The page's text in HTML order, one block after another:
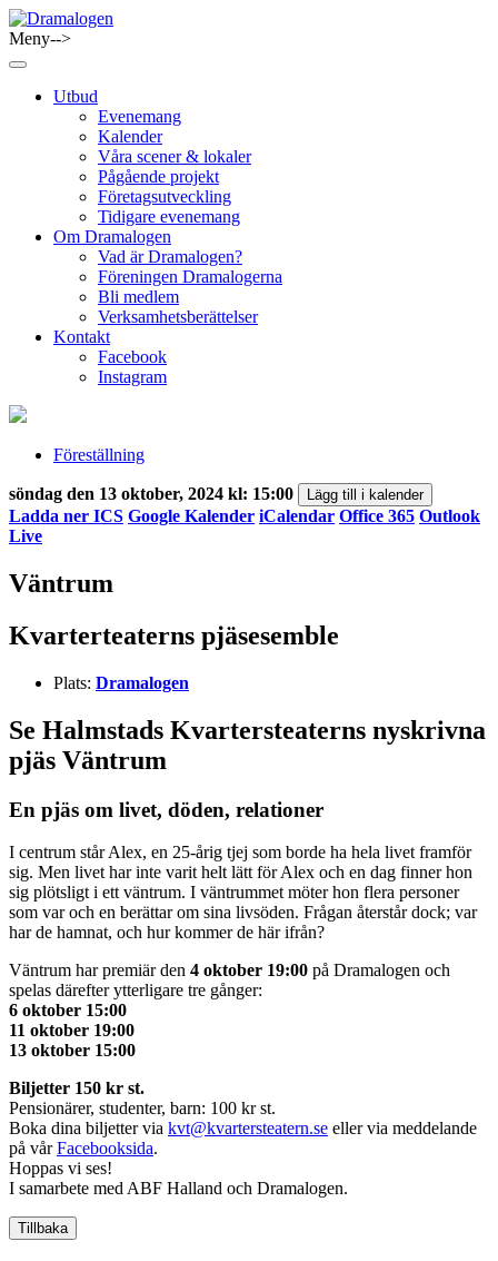
Skip
to
content
Meny-->
Utbud
Evenemang
Kalender
Våra scener & lokaler
Pågående projekt
Företagsutveckling
Tidigare evenemang
Om Dramalogen
Vad är Dramalogen?
Föreningen Dramalogerna
Bli medlem
Verksamhetsberättelser
Kontakt
Facebook
Instagram
Föreställning
söndag den 13 oktober, 2024 kl: 15:00 Lägg till i kalender
Ladda ner ICS Google Kalender iCalendar Office 365 Outlook
Live
Väntrum
Kvarterteaterns pjäsesemble
Plats: Dramalogen
Se Halmstads Kvartersteaterns nyskrivna
pjäs Väntrum
En pjäs om livet, döden, relationer
I centrum står Alex, en 25-årig tjej som borde ha hela livet framför
sig. Men livet har inte varit helt lätt för Alex och en dag finner hon
sig plötsligt i ett väntrum. I väntrummet möter hon flera personer
som var och en berättar om sina livsöden. Frågan återstår dock; var
har de hamnat, och hur kommer de här ifrån?
Väntrum har premiär den 4 oktober 19:00 på Dramalogen och
spelas därefter ytterligare tre gånger:
6 oktober 15:00
11 oktober 19:00
13 oktober 15:00
Biljetter 150 kr st.
Pensionärer, studenter, barn: 100 kr st.
Boka dina biljetter via kvt@kvartersteatern.se eller via meddelande
på vårFacebooksida.
Hoppas vi ses!
I samarbete med ABF Halland och Dramalogen.
Tillbaka